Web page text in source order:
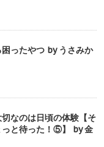
ったやつ by うさみか
なのは日頃の体験【そ
っと待った！⑤】 by 金